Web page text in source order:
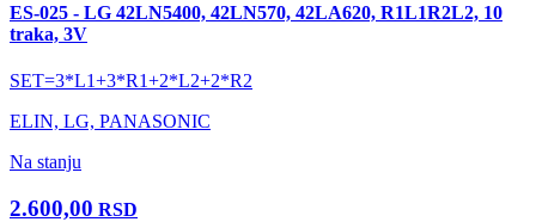
ES-025 - LG 42LN5400, 42LN570, 42LA620, R1L1R2L2, 10
traka, 3V
SET=3*L1+3*R1+2*L2+2*R2
ELIN, LG, PANASONIC
Na stanju
2.600,00 RSD